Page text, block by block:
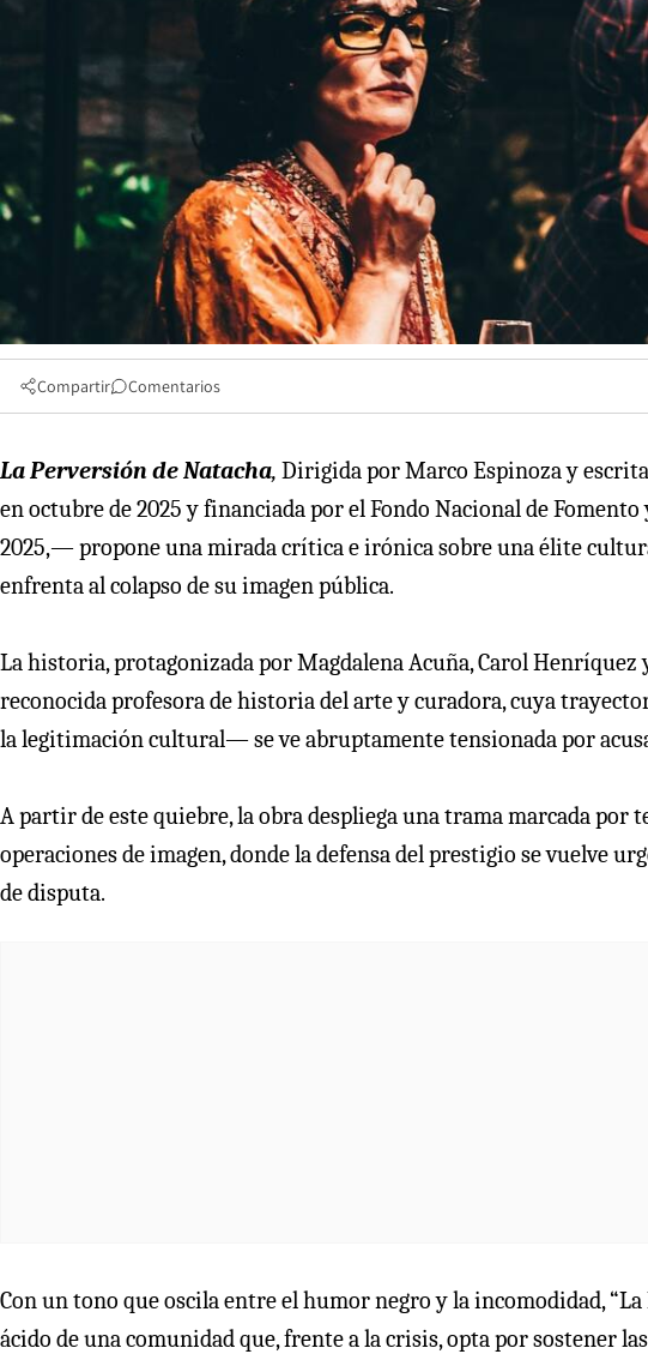
Compartir Comentarios
La Perversión de Natacha, Dirigida por Marco Espinoza y
en octubre de 2025 y financiada por el Fondo Nacional de
2025,— propone una mirada crítica e irónica sobre una élite
enfrenta al colapso de su imagen pública.
La historia, protagonizada por Magdalena Acuña, Carol Henríquez
reconocida profesora de historia del arte y curadora, cuya
la legitimación cultural— se ve abruptamente tensionada por
A partir de este quiebre, la obra despliega una trama marcada
operaciones de imagen, donde la defensa del prestigio se vuelve
de disputa.
Con un tono que oscila entre el humor negro y la incomodidad,
ácido de una comunidad que, frente a la crisis, opta por sostener